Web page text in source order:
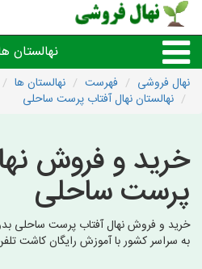
نهالستان
نهال های
نهال های
نهال های
نهالستان
نهال فروشی فهرست نهالستان ها
نهالستان نهال آفتاب پرست ساحلی
خرید و فروش
پرست ساحلی
خرید و فروش نهال آفتاب پرست ساحلی
به سراسر کشور با آموزش رایگان کاشت